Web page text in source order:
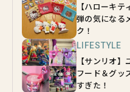
【ハローキ
弾の気になる
ク！
LIFESTYLE
【サンリオ
フード＆グ
すぎた！